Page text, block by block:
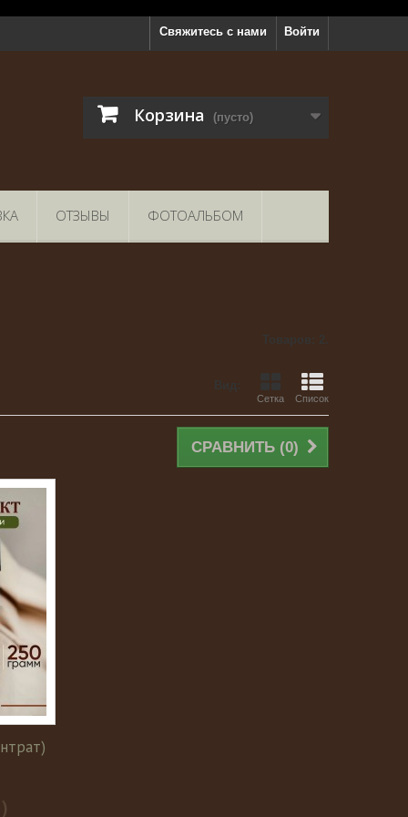
Войти
Свяжитесь с нами
Корзина (пусто)
ОТЗЫВЫ ФОТОАЛЬБОМ
Сетка Список
СРАВНИТЬ (0)